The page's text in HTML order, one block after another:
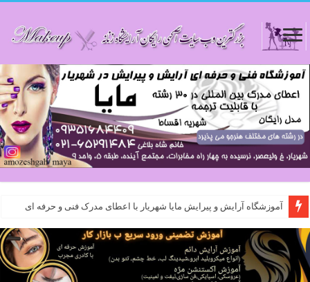
آموزشگاه آرایش و پیرایش مایا شهریار با اعطای مدرک فنی و حرفه ای